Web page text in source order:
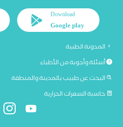
Download
Google play
المدونة الطبية
أسئلة وأجوبة من الأطباء
البحث عن طبيب بالمدينة والمنطقة
حاسبة السعرات الحرارية